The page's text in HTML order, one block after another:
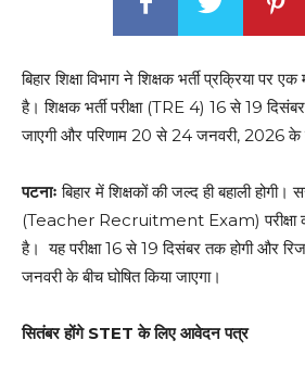
बिहार शिक्षा विभाग ने शिक्षक भर्ती प्रक्रिया पर
है। शिक्षक भर्ती परीक्षा (TRE 4) 16 से 19
जाएगी और परिणाम 20 से 24 जनवरी, 2026 के
पटनाःबिहार में शिक्षकों की जल्द ही बहाली
(Teacher Recruitment Exam) परीक्षा
है। यह परीक्षा 16 से 19 दिसंबर तक होगी और
जनवरी के बीच घोषित किया जाएगा।
सितंबर होंगे STET के लिए आवेदन पत्र